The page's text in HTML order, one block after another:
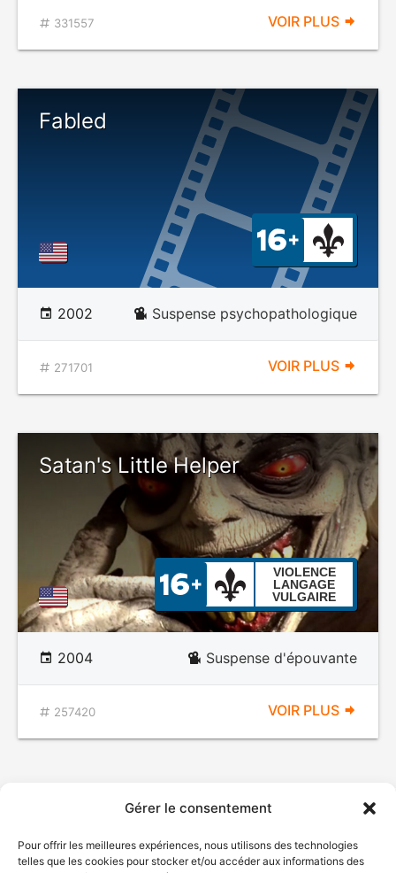
Gérer le consentement
Pour offrir les meilleures expériences, nous utilisons des technologies
telles que les cookies pour stocker et/ou accéder aux informations des
331557 VOIR PLUS
Fabled
2002 Suspense psychopathologique
271701 VOIR PLUS
Satan's Little Helper
VIOLENCE
LANGAGE
VULGAIRE
2004 Suspense d'épouvante
257420 VOIR PLUS